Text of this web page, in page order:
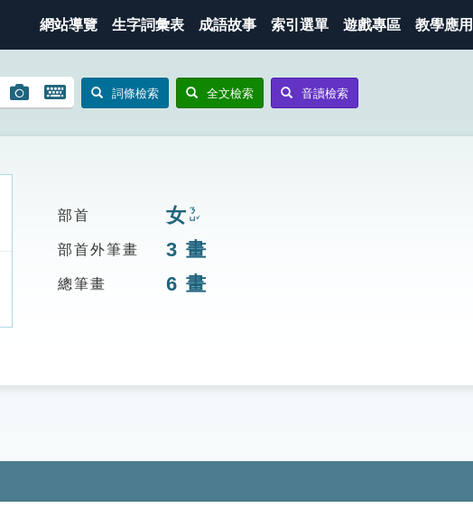
網站導覽 生字詞彙表 成語故事 索引選單 遊戲專區 教學應用
圖
搜
開
鍵
詞條檢索 全文檢索 音讀檢索
部首 女ㄋㄩˇ
部首外筆畫 3 畫
總筆畫 6 畫